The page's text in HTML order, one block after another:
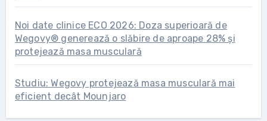
Noi date clinice ECO 2026: Doza superioară de
Wegovy® generează o slăbire de aproape 28% și
protejează masa musculară
Studiu: Wegovy protejează masa musculară mai
eficient decât Mounjaro